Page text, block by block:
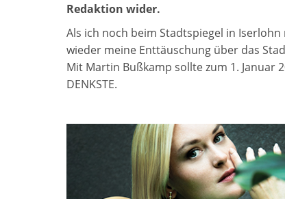
Redaktion wider.
Als ich noch beim Stadtspiegel in
wieder meine Enttäuschung über das
Mit Martin Bußkamp sollte zum 1. Januar
DENKSTE.